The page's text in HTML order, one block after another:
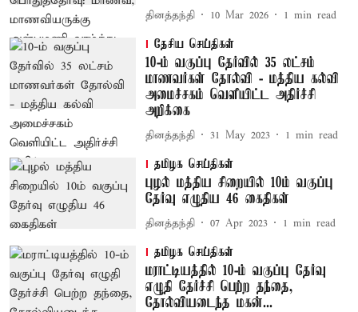
தினத்தந்தி 10 Mar 2026 1 min read
தேசிய செய்திகள்
10-ம் வகுப்பு தேர்வில் 35 லட்சம்
மாணவர்கள் தோல்வி - மத்திய கல்வி
அமைச்சகம் வெளியிட்ட அதிர்ச்சி
அறிக்கை
தினத்தந்தி 31 May 2023 1 min read
தமிழக செய்திகள்
புழல் மத்திய சிறையில் 10ம் வகுப்பு
தேர்வு எழுதிய 46 கைதிகள்
தினத்தந்தி 07 Apr 2023 1 min read
தமிழக செய்திகள்
மராட்டியத்தில் 10-ம் வகுப்பு தேர்வு
எழுதி தேர்ச்சி பெற்ற தந்தை,
தோல்வியடைந்த மகன்...